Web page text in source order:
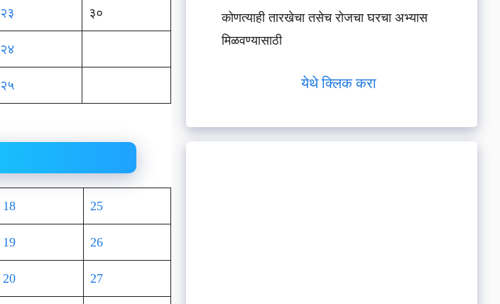
२३ ३०
२४
२५
18 25
19 26
20 27
कोणत्याही तारखेचा तसेच रोजचा घरचा अभ्यास
मिळवण्यासाठी
येथे क्लिक करा